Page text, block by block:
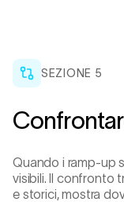
SEZIONE 5
Quando i ramp-up
visibili. Il confronto
e storici, mostra